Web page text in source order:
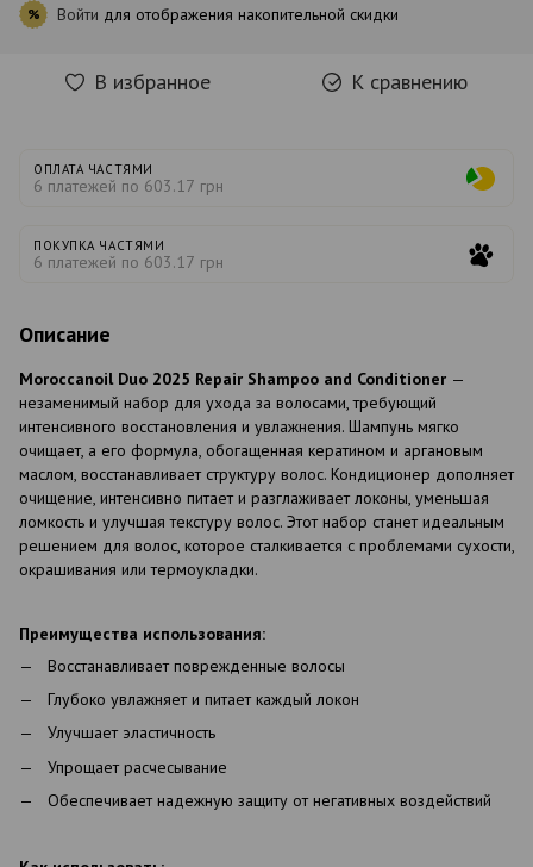
% Войти для отображения накопительной скидки
В избранное К сравнению
ОПЛАТА ЧАСТЯМИ
6 платежей по 603.17 грн
ПОКУПКА ЧАСТЯМИ
6 платежей по 603.17 грн
Описание
Moroccanoil Duo 2025 Repair Shampoo and Conditioner —
незаменимый набор для ухода за волосами, требующий
интенсивного восстановления и увлажнения. Шампунь мягко
очищает, а его формула, обогащенная кератином и аргановым
маслом, восстанавливает структуру волос. Кондиционер дополняет
очищение, интенсивно питает и разглаживает локоны, уменьшая
ломкость и улучшая текстуру волос. Этот набор станет идеальным
решением для волос, которое сталкивается с проблемами сухости,
окрашивания или термоукладки.
Преимущества использования:
Восстанавливает поврежденные волосы
Глубоко увлажняет и питает каждый локон
Улучшает эластичность
Упрощает расчесывание
Обеспечивает надежную защиту от негативных воздействий